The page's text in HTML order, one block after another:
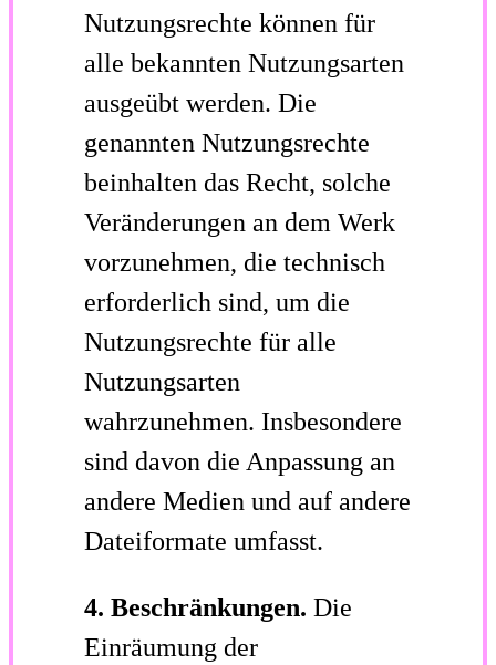
Nutzungsrechte können für
alle bekannten Nutzungsarten
ausgeübt werden. Die
genannten Nutzungsrechte
beinhalten das Recht, solche
Veränderungen an dem Werk
vorzunehmen, die technisch
erforderlich sind, um die
Nutzungsrechte für alle
Nutzungsarten
wahrzunehmen. Insbesondere
sind davon die Anpassung an
andere Medien und auf andere
Dateiformate umfasst.
4. Beschränkungen. Die
Einräumung der